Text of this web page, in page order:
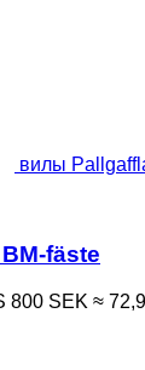
вилы
fäste
800 SEK ≈